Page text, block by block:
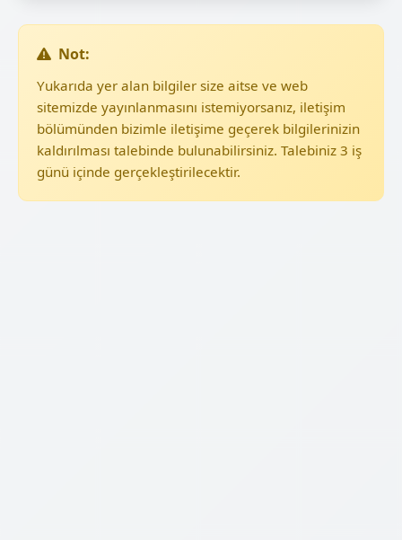
Not:
Yukarıda yer alan bilgiler size aitse ve web
sitemizde yayınlanmasını istemiyorsanız, iletişim
bölümünden bizimle iletişime geçerek bilgilerinizin
kaldırılması talebinde bulunabilirsiniz. Talebiniz 3 iş
günü içinde gerçekleştirilecektir.